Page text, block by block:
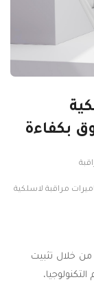
بكفاءة
مراقبة لاسلكية
من خلال تثبيت